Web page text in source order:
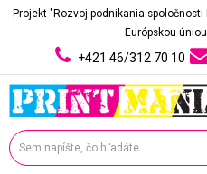
Projekt "Rozvoj podnikania
Európskou
+421 46/312 70 10